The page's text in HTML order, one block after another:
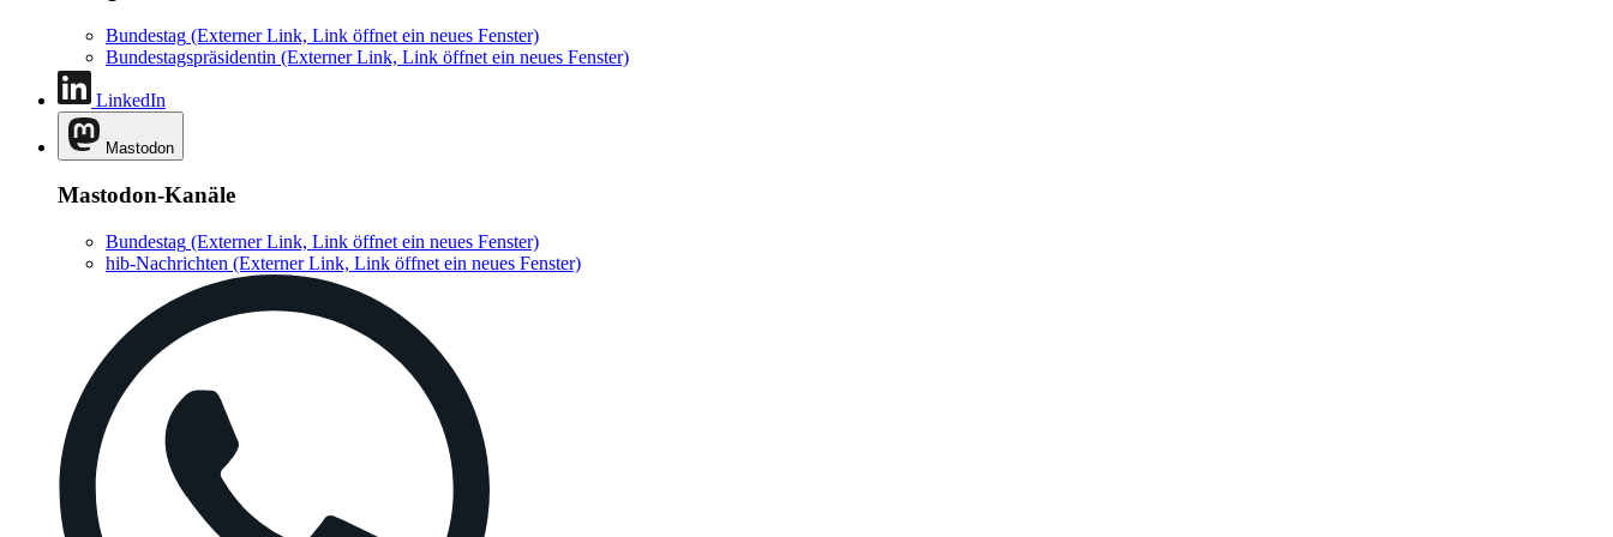
Bundestag (Externer Link, Link öffnet ein neues Fenster)
Bundestagspräsidentin (Externer Link, Link öffnet ein neues Fenster)
LinkedIn
Mastodon
Mastodon-Kanäle
Bundestag (Externer Link, Link öffnet ein neues Fenster)
hib-Nachrichten (Externer Link, Link öffnet ein neues Fenster)